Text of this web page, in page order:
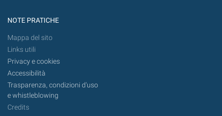
NOTE PRATICHE
Mappa del sito
Links utili
Privacy e cookies
Accessibilità
Trasparenza, condizioni d'uso
e whistleblowing
Credits